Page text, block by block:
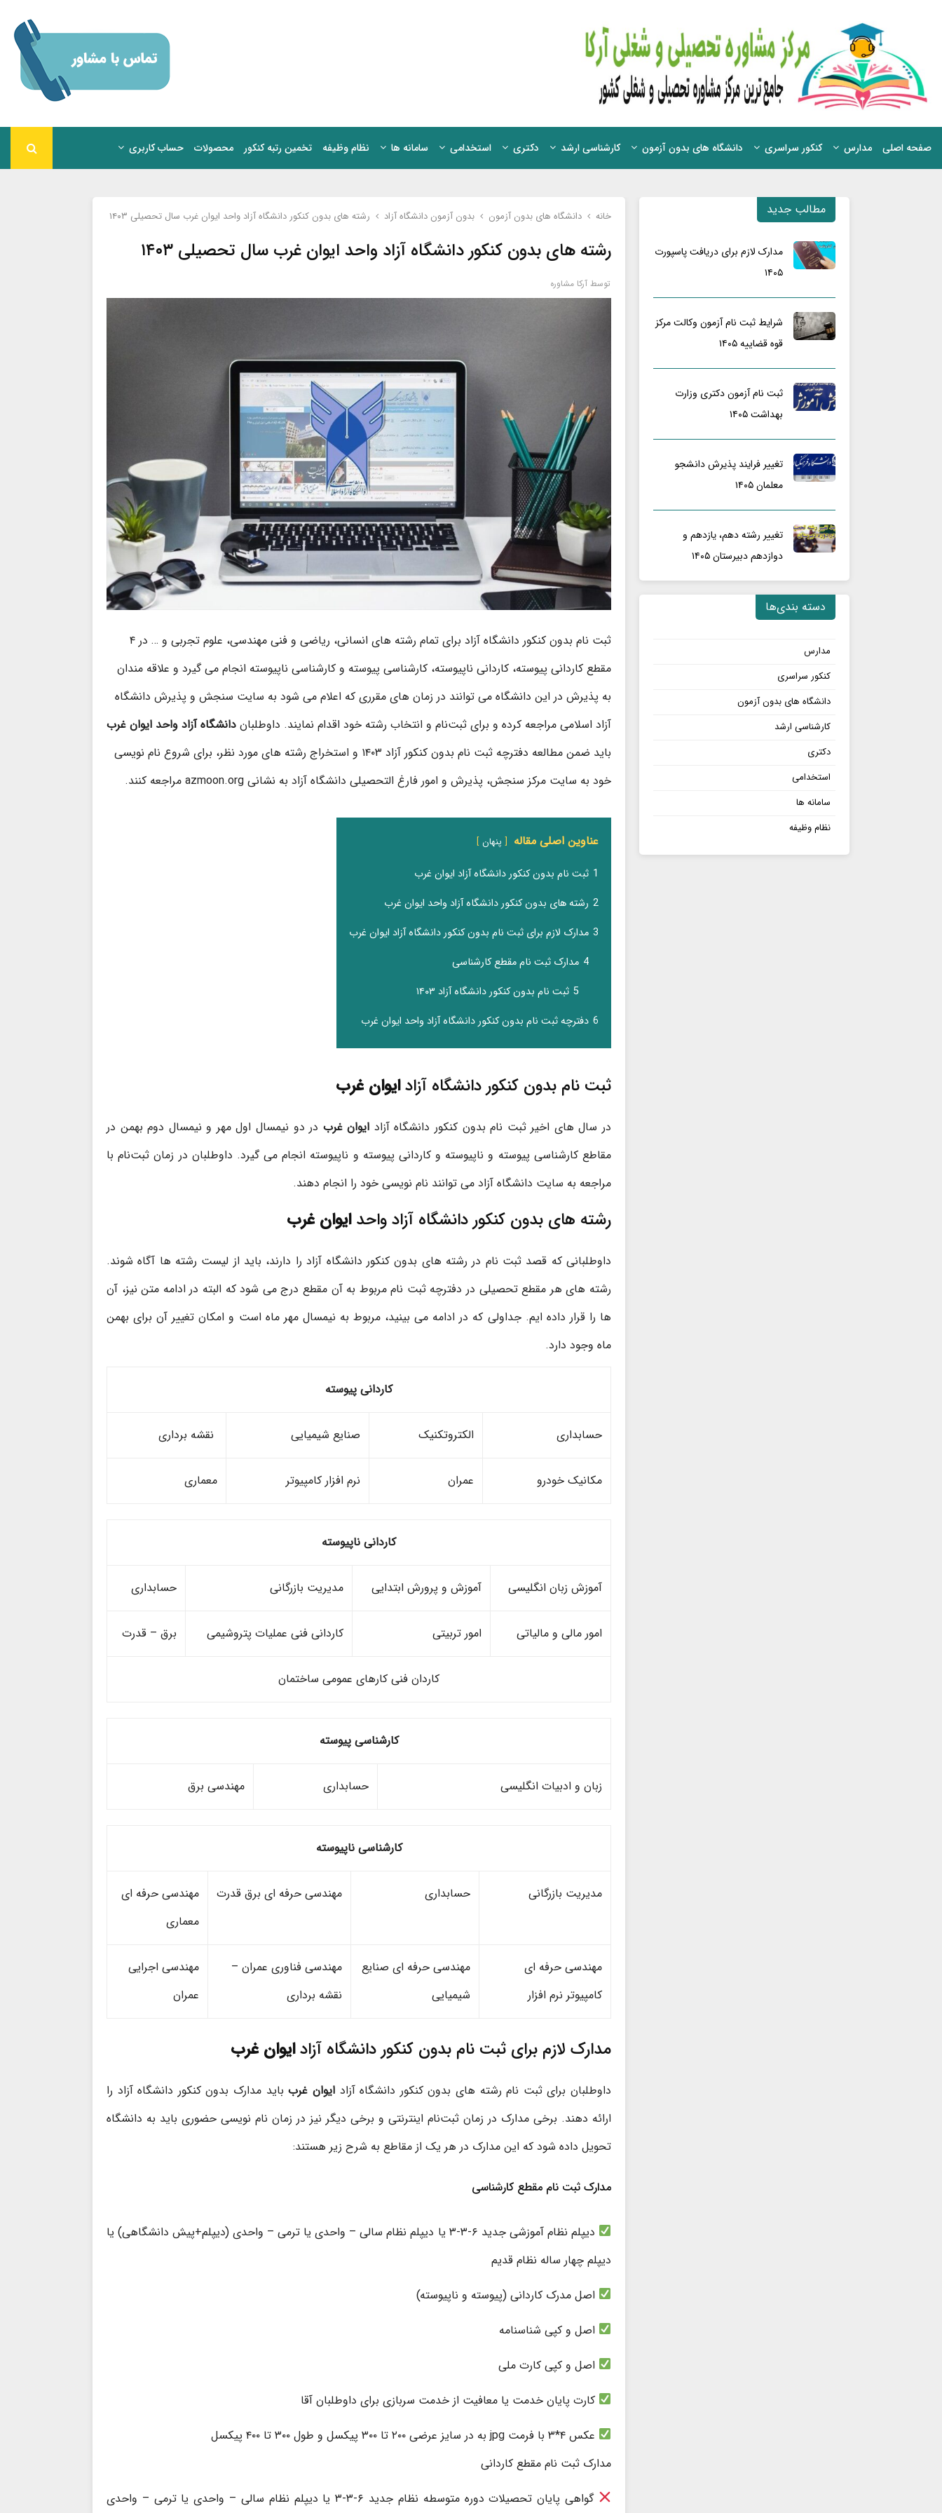
صفحه اصلی مدارس کنکور سراسری دانشگاه های بدون آزمون کارشناسی ارشد دکتری استخدامی سامانه ها نظام وظیفه تخمین رتبه کنکور محصولات حساب کاربری
خانه دانشگاه های بدون آزمون بدون آزمون دانشگاه آزاد رشته های بدون کنکور دانشگاه آزاد واحد ایوان غرب سال تحصیلی ۱۴۰۳
رشته های بدون کنکور دانشگاه آزاد واحد ایوان غرب سال تحصیلی ۱۴۰۳
توسط آرکا مشاوره
ثبت نام بدون کنکور دانشگاه آزاد برای تمام رشته های انسانی، ریاضی و فنی مهندسی، علوم تجربی و … در ۴
مقطع کاردانی پیوسته، کاردانی ناپیوسته، کارشناسی پیوسته و کارشناسی ناپیوسته انجام می گیرد و علاقه مندان
به پذیرش در این دانشگاه می توانند در زمان های مقرری که اعلام می شود به سایت سنجش و پذیرش دانشگاه
آزاد اسلامی مراجعه کرده و برای ثبت‌نام و انتخاب رشته خود اقدام نمایند. داوطلبان دانشگاه آزاد واحد ایوان غرب
باید ضمن مطالعه دفترچه ثبت نام بدون کنکور آزاد ۱۴۰۳ و استخراج رشته های مورد نظر، برای شروع نام نویسی
خود به سایت مرکز سنجش، پذیرش و امور فارغ التحصیلی دانشگاه آزاد به نشانی azmoon.org مراجعه کنند.
عناوین اصلی مقاله پنهان
1 ثبت نام بدون کنکور دانشگاه آزاد ایوان غرب
2 رشته های بدون کنکور دانشگاه آزاد واحد ایوان غرب
3 مدارک لازم برای ثبت نام بدون کنکور دانشگاه آزاد ایوان غرب
4 مدارک ثبت نام مقطع کارشناسی
5 ثبت نام بدون کنکور دانشگاه آزاد ۱۴۰۳
6 دفترچه ثبت نام بدون کنکور دانشگاه آزاد واحد ایوان غرب
ثبت نام بدون کنکور دانشگاه آزادایوان غرب
در سال های اخیر ثبت نام بدون کنکور دانشگاه آزاد ایوان غرب در دو نیمسال اول مهر و نیمسال دوم بهمن در
مقاطع کارشناسی پیوسته و ناپیوسته و کاردانی پیوسته و ناپیوسته انجام می گیرد. داوطلبان در زمان ثبت‌نام با
مراجعه به سایت دانشگاه آزاد می توانند نام نویسی خود را انجام دهند.
رشته های بدون کنکور دانشگاه آزاد واحدایوان غرب
داوطلبانی که قصد ثبت نام در رشته های بدون کنکور دانشگاه آزاد را دارند، باید از لیست رشته ها آگاه شوند.
رشته های هر مقطع تحصیلی در دفترچه ثبت نام مربوط به آن مقطع درج می شود که البته در ادامه متن نیز، آن
ها را قرار داده ایم. جداولی که در ادامه می بینید، مربوط به نیمسال مهر ماه است و امکان تغییر آن برای بهمن
ماه وجود دارد.
کاردانی پیوسته
حسابداری الکتروتکنیک صنایع شیمیایی نقشه برداری
مکانیک خودرو عمران نرم افزار کامپیوتر معماری
کاردانی ناپیوسته
آموزش زبان انگلیسی آموزش و پرورش ابتدایی مدیریت بازرگانی حسابداری
امور مالی و مالیاتی امور تربیتی کاردانی فنی عملیات پتروشیمی برق – قدرت
کاردان فنی کارهای عمومی ساختمان
کارشناسی پیوسته
زبان و ادبیات انگلیسی حسابداری مهندسی برق
کارشناسی ناپیوسته
مدیریت بازرگانی حسابداری مهندسی حرفه ای برق قدرت
مهندسی حرفه ای
معماری
مهندسی حرفه ای
کامپیوتر نرم افزار
مهندسی حرفه ای صنایع
شیمیایی
مهندسی فناوری عمران –
نقشه برداری
مهندسی اجرایی
عمران
مدارک لازم برای ثبت نام بدون کنکور دانشگاه آزادایوان غرب
داوطلبان برای ثبت نام رشته های بدون کنکور دانشگاه آزادایوان غربباید مدارک بدون کنکور دانشگاه آزاد را
ارائه دهند. برخی مدارک در زمان ثبت‌نام اینترنتی و برخی دیگر نیز در زمان نام نویسی حضوری باید به دانشگاه
تحویل داده شود که این مدارک در هر یک از مقاطع به شرح زیر هستند:
مدارک ثبت نام مقطع کارشناسی
دیپلم نظام آموزشی جدید ۶-۳-۳ یا دیپلم نظام سالی – واحدی یا ترمی – واحدی (دیپلم+پیش دانشگاهی) یا
دیپلم چهار ساله نظام قدیم
اصل مدرک کاردانی (پیوسته و ناپیوسته)
اصل و کپی شناسنامه
اصل و کپی کارت ملی
کارت پایان خدمت یا معافیت از خدمت سربازی برای داوطلبان آقا
عکس ۴*۳ با فرمت jpg به در سایز عرضی ۲۰۰ تا ۳۰۰ پیکسل و طول ۳۰۰ تا ۴۰۰ پیکسل
مدارک ثبت نام مقطع کاردانی
گواهی پایان تحصیلات دوره متوسطه نظام جدید ۶-۳-۳ یا دیپلم نظام سالی – واحدی یا ترمی – واحدی
مطالب جدید
مدارک لازم برای دریافت پاسپورت
۱۴۰۵
شرایط ثبت نام آزمون وکالت مرکز
قوه قضاییه ۱۴۰۵
ثبت نام آزمون دکتری وزارت
بهداشت ۱۴۰۵
تغییر فرایند پذیرش دانشجو
معلمان ۱۴۰۵
تغییر رشته دهم، یازدهم و
دوازدهم دبیرستان ۱۴۰۵
دسته بندی‌ها
مدارس
کنکور سراسری
دانشگاه های بدون آزمون
کارشناسی ارشد
دکتری
استخدامی
سامانه ها
نظام وظیفه